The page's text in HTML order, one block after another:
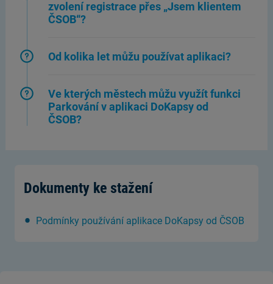
zvolení registrace přes „Jsem klientem
ČSOB“?
Od kolika let můžu používat aplikaci?
Ve kterých městech můžu využít funkci
Parkování v aplikaci DoKapsy od
ČSOB?
Dokumenty ke stažení
Podmínky používání aplikace DoKapsy od ČSOB